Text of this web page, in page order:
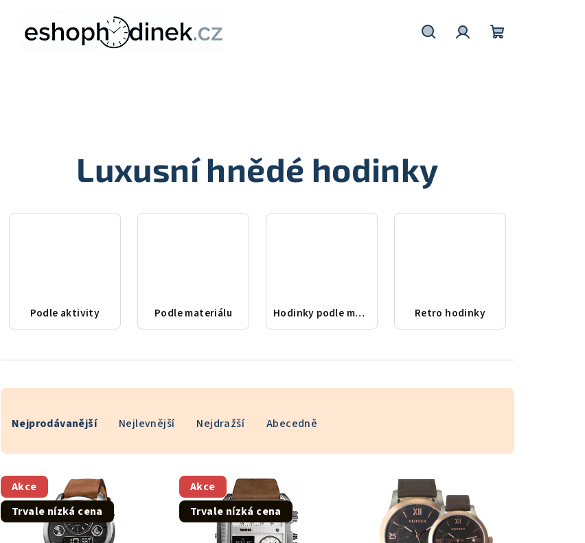
Luxusní hnědé hodinky
Podle aktivity Podle materiálu Hodinky podle města Retro hodinky
a
z
e
n
Nejprodávanější Nejlevnější Nejdražší Abecedně
V
ý
p
Akce
Trvale nízká cena
Akce
Trvale nízká cena